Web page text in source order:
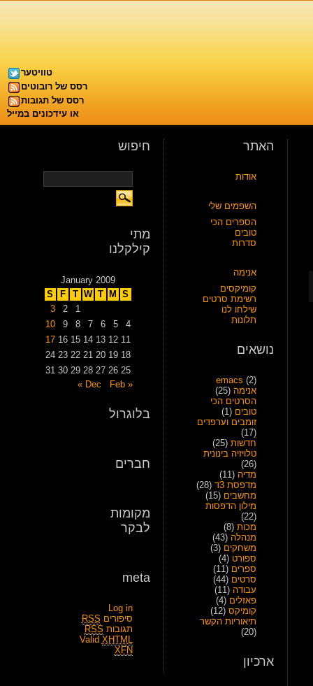
טוויטער
רסס של רובוטים
רסס של תגובות
או עידכונים במייל
האתר
אודות
השפמים שלי
הספרים הכי
טובים
סדרות
אנימה
קומיקסים
רשימת סרטים
שילחו לנו
תלונות
נושאים
emacs (2)
אנימה (25)
הסרטים הכי
טובים (1)
זומבים וערפדים
(17)
חדשות (25)
טלויזיה בינונית
(26)
מדיה (11)
מדפסת 3ד
(28)
מחשבים (15)
מילון הדפסות
(22)
מכות (8)
מנהלה (43)
משחקים (3)
ספורט (4)
ספרים (11)
סרטים (44)
עבודה (11)
פאזלים (4)
קומיקס (12)
תיאוריות הקשר
(20)
ארכיון
חיפוש
מתי
קילקלנו
January 2009
S
M
T
W
T
F
S
1
2
3
4
5
6
7
8
9
10
11
12
13
14
15
16
17
18
19
20
21
22
23
24
25
26
27
28
29
30
31
« Dec
Feb »
בלוגרול
חברים
מקומות
לבקר
meta
Log in
סיפורים RSS
תגובות RSS
Valid XHTML
XFN